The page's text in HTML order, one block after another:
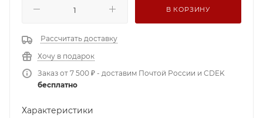
В КОРЗИНУ
Рассчитать доставку
Хочу в подарок
Заказ от 7 500 ₽ - доставим Почтой России и CDEK
бесплатно
Характеристики